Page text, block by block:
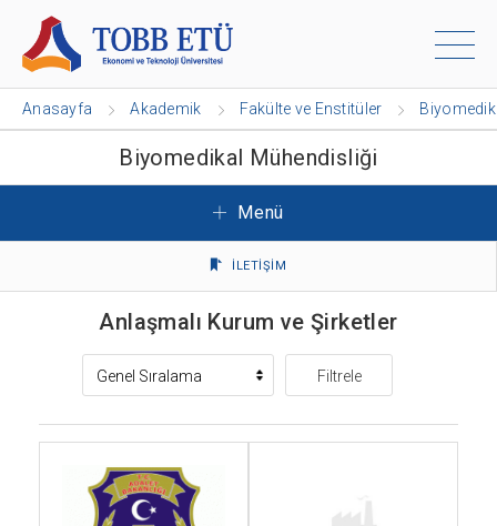
Anasayfa Akademik Fakülte ve Enstitüler
Biyomedikal Mühendisliği
Menü
İLETİŞİM
Anlaşmalı Kurum ve Şirketler
Filtrele